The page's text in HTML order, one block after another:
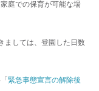
庭での保育が可能な場
ましては、登園した日数
緊急事態宣言の解除後